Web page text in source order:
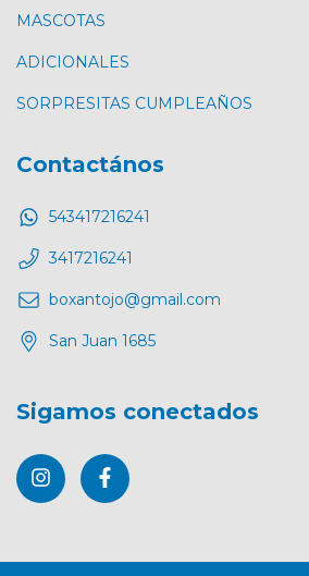
MASCOTAS
ADICIONALES
SORPRESITAS CUMPLEAÑOS
Contactános
543417216241
3417216241
boxantojo@gmail.com
San Juan 1685
Sigamos conectados